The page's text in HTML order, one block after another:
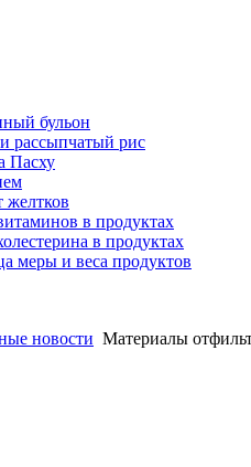
бульон
рассыпчатый рис
Пасху
желтков
в продуктах
в продуктах
меры и веса продуктов
новости Материалы